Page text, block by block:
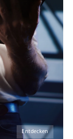
Entdecken